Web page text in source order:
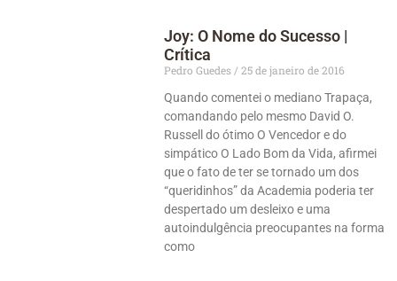
Joy: O Nome do Sucesso |
Crítica
Pedro Guedes
25 de janeiro de 2016
Quando comentei o mediano Trapaça,
comandando pelo mesmo David O.
Russell do ótimo O Vencedor e do
simpático O Lado Bom da Vida, afirmei
que o fato de ter se tornado um dos
“queridinhos” da Academia poderia ter
despertado um desleixo e uma
autoindulgência preocupantes na forma
como